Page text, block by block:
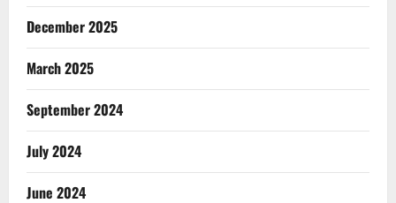
December 2025
March 2025
September 2024
July 2024
June 2024